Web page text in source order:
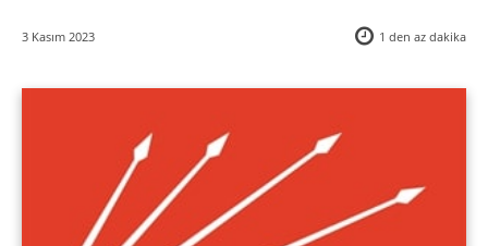
3 Kasım 2023 1 den az dakika